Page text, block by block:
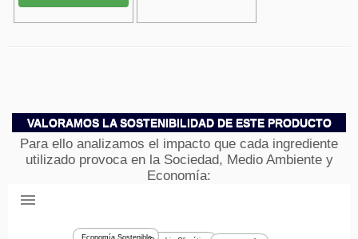
VALORAMOS LA SOSTENIBILIDAD DE ESTE PRODUCTO
Para ello analizamos el impacto que cada ingrediente
utilizado provoca en la Sociedad, Medio Ambiente y
Economía: